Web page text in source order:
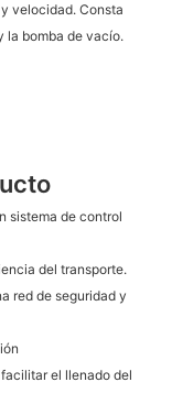
velocidad. Consta
la bomba de vacío.
sistema de control
del transporte.
red de seguridad y
el llenado del